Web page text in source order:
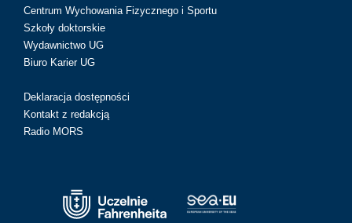
Centrum Wychowania Fizycznego i Sportu
Szkoły doktorskie
Wydawnictwo UG
Biuro Karier UG
Deklaracja dostępności
Kontakt z redakcją
Radio MORS